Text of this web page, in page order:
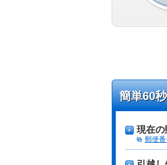
簡単60
現在の
郵便